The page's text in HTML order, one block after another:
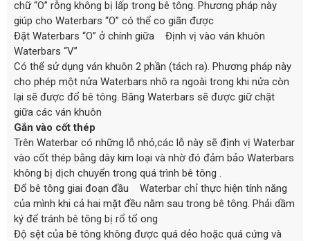
chữ “O” rỗng không bị lấp trong bê tông. Phương pháp này
giúp cho Waterbars “O” có thể co giãn được
Đặt Waterbars “O” ở chính giữa Định vị vào ván khuôn
Waterbars “V”
Có thể sử dụng ván khuôn 2 phần (tách ra). Phương pháp này
cho phép một nửa Waterbars nhô ra ngoài trong khi nửa còn
lại sẽ được đổ bê tông. Băng Waterbars sẽ được giữ chặt
giữa các ván khuôn
Gắn vào cốt thép
Trên Waterbar có những lỗ nhỏ,các lỗ này sẽ định vị Waterbar
vào cốt thép bằng dây kim loại và nhờ đó đảm bảo Waterbars
không bị dịch chuyển trong quá trình bê tông .
Đổ bê tông giai đoạn đầu Waterbar chỉ thực hiện tính năng
của mình khi cả hai mặt đều nằm sau trong bê tông. Phải dầm
ký để tránh bê tông bị rổ tổ ong
Độ sệt của bê tông không được quá dẻo hoặc quá cứng và